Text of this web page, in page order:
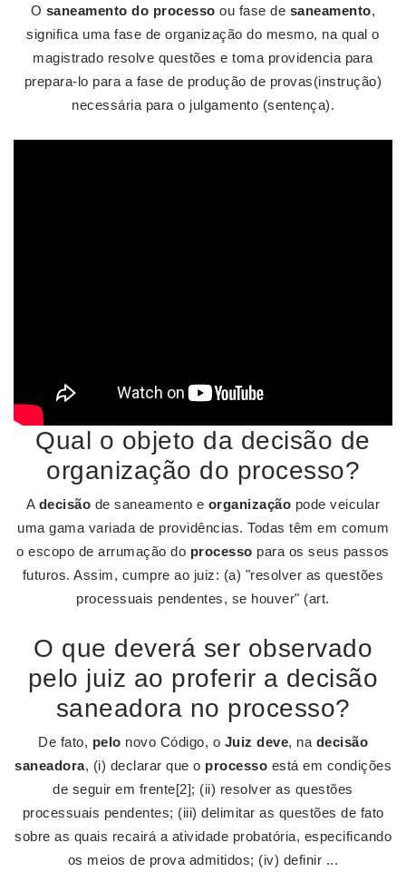
O saneamento do processo ou fase de saneamento,
significa uma fase de organização do mesmo, na qual o
magistrado resolve questões e toma providencia para
prepara-lo para a fase de produção de provas(instrução)
necessária para o julgamento (sentença).
Qual o objeto da decisão de
organização do processo?
A decisão de saneamento e organização pode veicular
uma gama variada de providências. Todas têm em comum
o escopo de arrumação do processo para os seus passos
futuros. Assim, cumpre ao juiz: (a) "resolver as questões
processuais pendentes, se houver" (art.
O que deverá ser observado
pelo juiz ao proferir a decisão
saneadora no processo?
De fato, pelo novo Código, o Juiz deve, na decisão
saneadora, (i) declarar que o processo está em condições
de seguir em frente[2]; (ii) resolver as questões
processuais pendentes; (iii) delimitar as questões de fato
sobre as quais recairá a atividade probatória, especificando
os meios de prova admitidos; (iv) definir ...